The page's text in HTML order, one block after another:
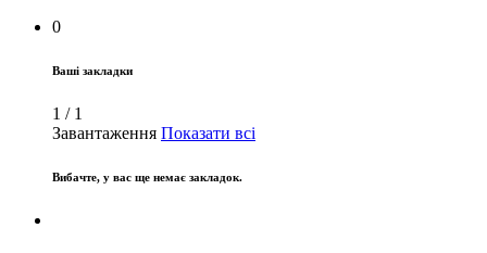
0
Ваші закладки
1 / 1
Завантаження Показати всі
Вибачте, у вас ще немає закладок.